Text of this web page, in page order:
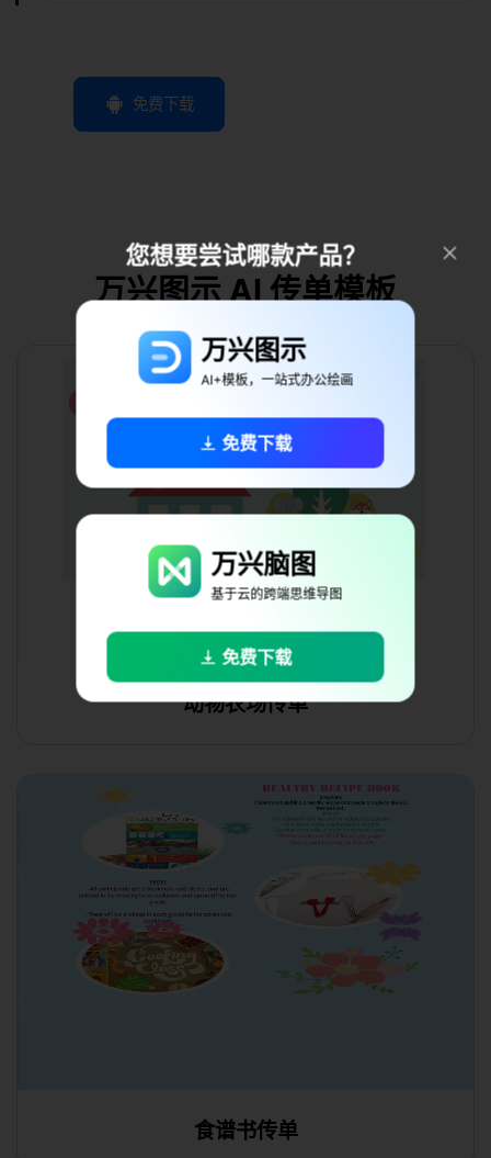
免费下载
万兴图示 AI 传单模板
在线编辑
动物农场传单
食谱书传单
您想要尝试哪款产品？
万兴图示
AI+模板，一站式办公绘画
免费下载
万兴脑图
基于云的跨端思维导图
免费下载